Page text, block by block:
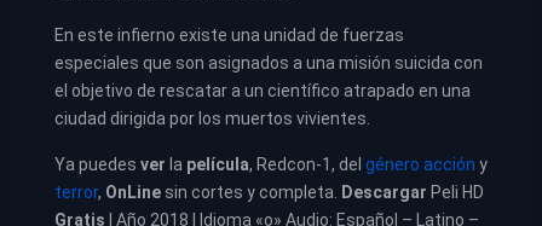
En este infierno existe una unidad de fuerzas
especiales que son asignados a una misión suicida con
el objetivo de rescatar a un científico atrapado en una
ciudad dirigida por los muertos vivientes.
Ya puedes ver la película, Redcon-1, del género acción y
terror, OnLine sin cortes y completa. Descargar Peli HD
Gratis | Año 2018 | Idioma «o» Audio: Español – Latino –